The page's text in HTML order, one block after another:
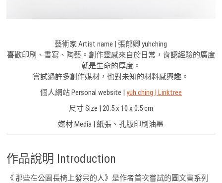
藝術家 Artist name | 張郁卿 yuhching
喜歡印刷、書寫、陶藝。創作靈感來自於日常，肯認經驗的廣度
就是生命的厚度。
嘗試過許多創作媒材，也對未知的材料感興趣。
個人網站 Personal website | yuh ching | Linktree
尺寸 Size | 20.5 x 10 x 0.5 cm
媒材 Media | 紙張、孔版印刷油墨
作品說明 Introduction
《 那些在公園長椅上發呆的人》是作者首次嘗試的圖文書系列